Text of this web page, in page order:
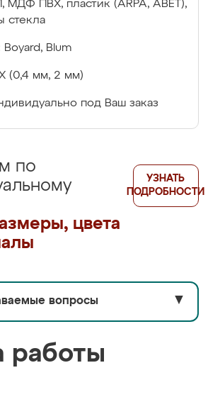
МДФ ПВХ, пластик (ARPA, ABET),
стекла
Boyard, Blum
(0,4 мм, 2 мм)
под Ваш заказ
по
цвета
УЗНАТЬ
ПОДРОБНОСТИ
вопросы ▼
работы